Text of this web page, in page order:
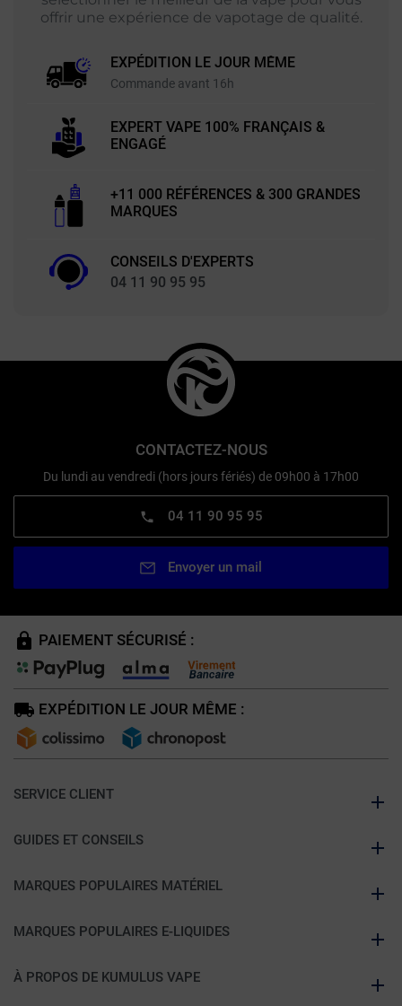
offrir une expérience de vapotage de qualité.
EXPÉDITION LE JOUR MÊME
Commande avant 16h
EXPERT VAPE 100% FRANÇAIS &
ENGAGÉ
+11 000 RÉFÉRENCES & 300 GRANDES
MARQUES
CONSEILS D'EXPERTS
04 11 90 95 95
CONTACTEZ-NOUS
Du lundi au vendredi (hors jours fériés) de 09h00 à 17h00
04 11 90 95 95
Envoyer un mail
PAIEMENT SÉCURISÉ :
EXPÉDITION LE JOUR MÊME :
SERVICE CLIENT
GUIDES ET CONSEILS
MARQUES POPULAIRES MATÉRIEL
MARQUES POPULAIRES E-LIQUIDES
À PROPOS DE KUMULUS VAPE